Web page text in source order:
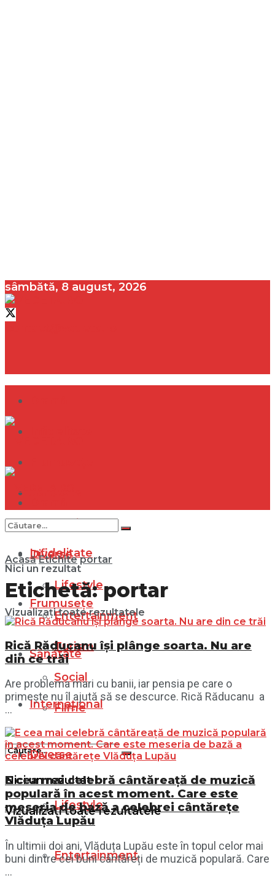
sâmbătă, 8 august, 2026
Internațional
Diverse
Lifestyle
Entertainment
Turism
Social
Filme
Nici un rezultat
Vizualizați toate rezultatele
Infidelitate
Frumusețe
Sănătate
Internațional
Diverse
Lifestyle
Entertainment
Nici un rezultat
Vizualizați toate rezultatele
Acasă Etichite portar
Etichetă:portar
Rică Răducanu își plânge soarta. Nu are
din ce trăi
Are problema mari cu banii, iar pensia pe care o
primește nu îl ajută să se descurce. Rică Răducanu a
...
E cea mai celebră cântăreață de muzică
populară în acest moment. Care este
meseria de bază a celebrei cântărețe
Vlăduța Lupău
În ultimii doi ani, Vlăduța Lupău este în topul celor mai
buni dintre cei buni cântăreți de muzică populară. Care
...